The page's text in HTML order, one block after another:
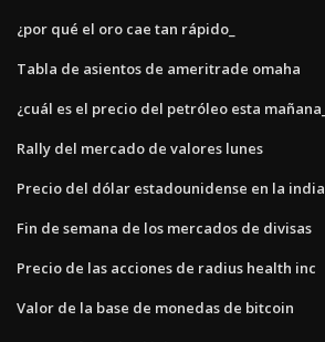
¿por qué el oro cae tan rápido_
Tabla de asientos de ameritrade omaha
¿cuál es el precio del petróleo esta mañana_
Rally del mercado de valores lunes
Precio del dólar estadounidense en la india
Fin de semana de los mercados de divisas
Precio de las acciones de radius health inc
Valor de la base de monedas de bitcoin